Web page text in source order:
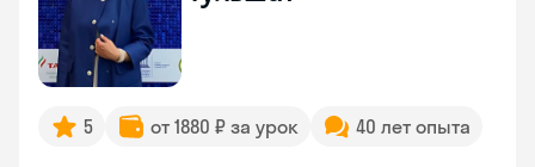
5 от 1880 ₽ за урок 40 лет опыта